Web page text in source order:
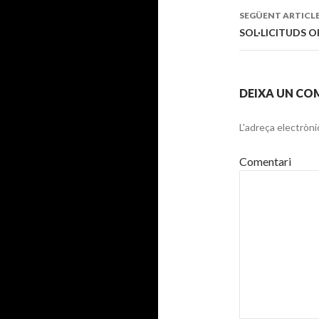
pels
articles
SEGÜENT
SOL·LICITUDS
DEIXA UN
L'adreça
Comentari